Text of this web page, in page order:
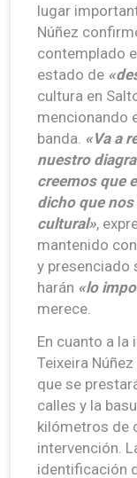
lugar
Núñez
contemplado
estado de
cultura en
mencionando
banda. «Va a
nuestro
creemos que
dicho que
cultural»,
mantenido
y presenciado
harán «lo
merece.
En cuanto a
Teixeira
que se
calles y la
kilómetros de
intervención.
identificación